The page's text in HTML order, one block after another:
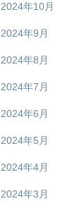
2024年10月
2024年9月
2024年8月
2024年7月
2024年6月
2024年5月
2024年4月
2024年3月